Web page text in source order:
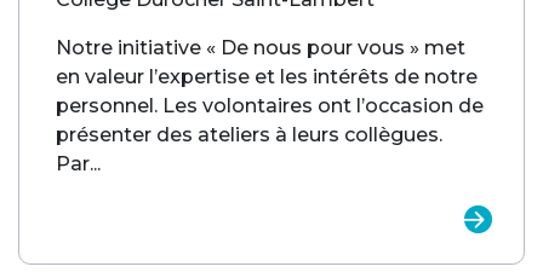
Notre initiative « De nous pour vous » met
en valeur l’expertise et les intérêts de notre
personnel. Les volontaires ont l’occasion de
présenter des ateliers à leurs collègues.
Par...